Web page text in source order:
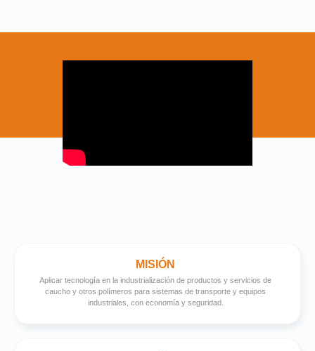
MISIÓN
Aplicar tecnología en la industrialización de productos y servicios de
caucho y otros polímeros para sistemas de transporte y equipos
industriales, con economía y seguridad.